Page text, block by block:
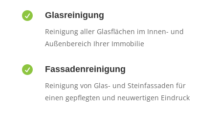
 Glasreinigung
Reinigung aller Glasflächen im Innen- und
Außenbereich Ihrer Immobilie
 Fassadenreinigung
Reinigung von Glas- und Steinfassaden für
einen gepflegten und neuwertigen Eindruck